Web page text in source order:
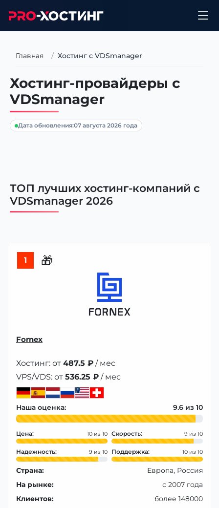
Главная Хостинг с VDSmanager
Хостинг-провайдеры с
VDSmanager
Дата обновления:07 августа 2026 года
ТОП лучших хостинг-компаний с
VDSmanager 2026
1 🎁
Fornex
Хостинг: от 487.5 ₽ / мес
VPS/VDS: от 536.25 ₽ / мес
Наша оценка: 9.6
Цена: 10 Скорость: 9
Надежность: 9 Поддержка: 10
Страна:
Европа, Россия
На рынке:
с 2007 года
Клиентов:
более 148000